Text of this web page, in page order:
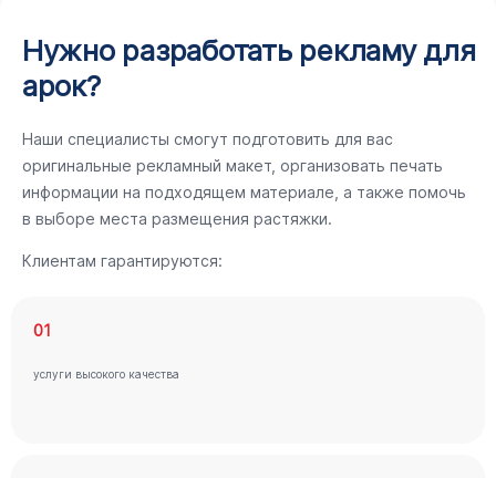
Нужно разработать рекламу для
арок?
Наши специалисты смогут подготовить для вас
оригинальные рекламный макет, организовать печать
информации на подходящем материале, а также помочь
в выборе места размещения растяжки.
Клиентам гарантируются:
01
услуги высокого качества